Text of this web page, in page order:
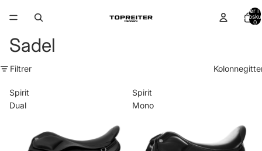
Varer i
0
Sadel
Filtrer
Spirit
Dual
Spirit
Mono